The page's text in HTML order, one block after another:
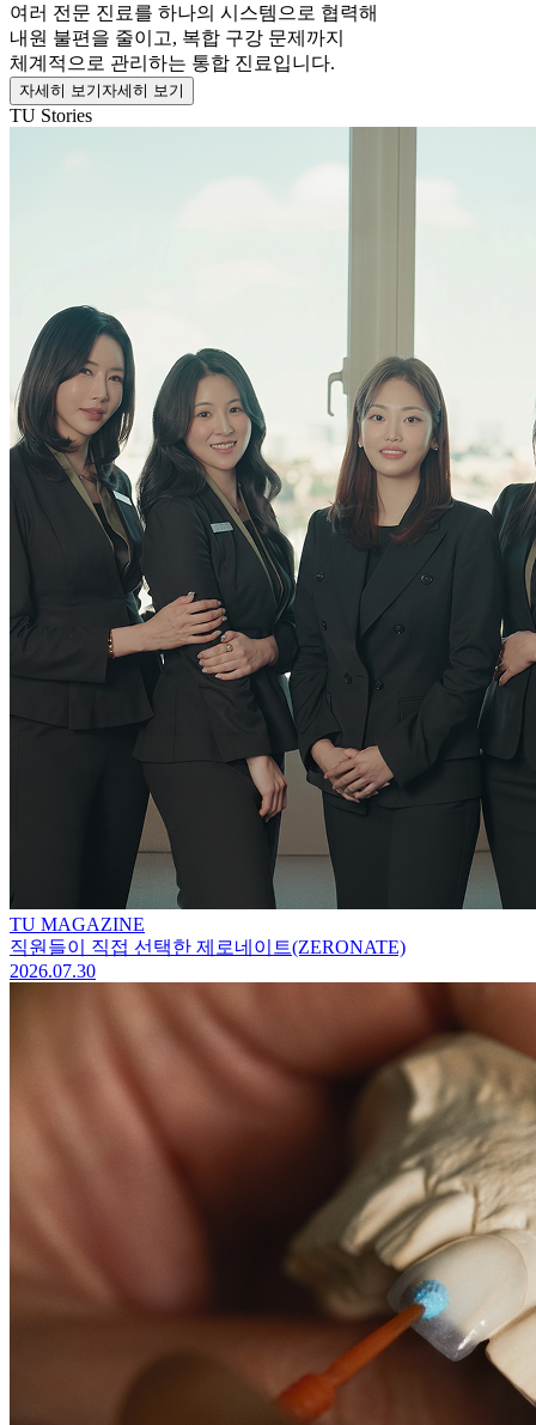
여러 전문 진료를 하나의 시스템으로 협력해
내원 불편을 줄이고, 복합 구강 문제까지
체계적으로 관리하는 통합 진료입니다.
자세히 보기자세히 보기
TU Stories
TU MAGAZINE
직원들이 직접 선택한 제로네이트(ZERONATE)
2026.07.30